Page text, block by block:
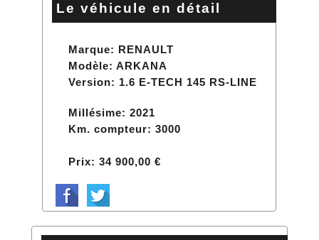
Le véhicule en détail
Marque: RENAULT
Modèle: ARKANA
Version: 1.6 E-TECH 145 RS-LINE
Millésime: 2021
Km. compteur: 3000
Prix: 34 900,00 €